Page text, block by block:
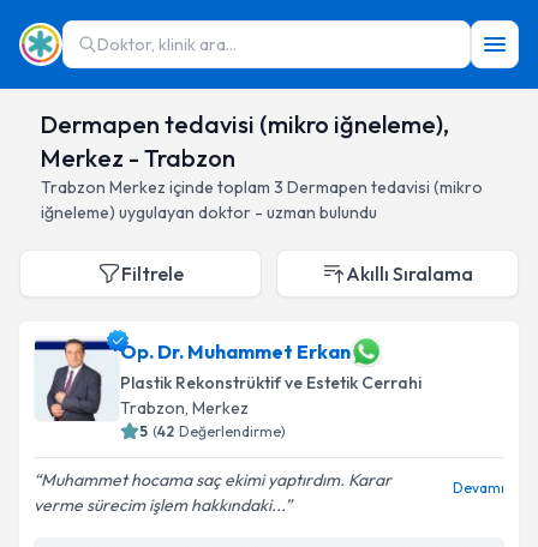
Doktor, klinik ara...
Dermapen tedavisi (mikro iğneleme),
Merkez - Trabzon
Trabzon Merkez içinde toplam 3 Dermapen tedavisi (mikro
iğneleme) uygulayan doktor - uzman bulundu
Filtrele Akıllı Sıralama
Op. Dr. Muhammet Erkan
Plastik Rekonstrüktif ve Estetik Cerrahi
Trabzon, Merkez
5 (42 Değerlendirme)
Muhammet hocama saç ekimi yaptırdım. Karar
verme sürecim işlem hakkındaki...
Devamı